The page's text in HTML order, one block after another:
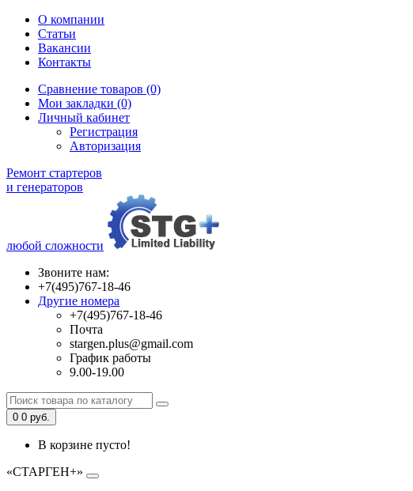
О компании
Статьи
Вакансии
Контакты
Сравнение товаров (0)
Мои закладки (0)
Личный кабинет
Регистрация
Авторизация
Ремонт стартеров
и генераторов
любой сложности
Звоните нам:
+7(495)767-18-46
Другие номера
+7(495)767-18-46
Почта
stargen.plus@gmail.com
График работы
9.00-19.00
0 0 руб.
В корзине пусто!
«СТАРГЕН+»